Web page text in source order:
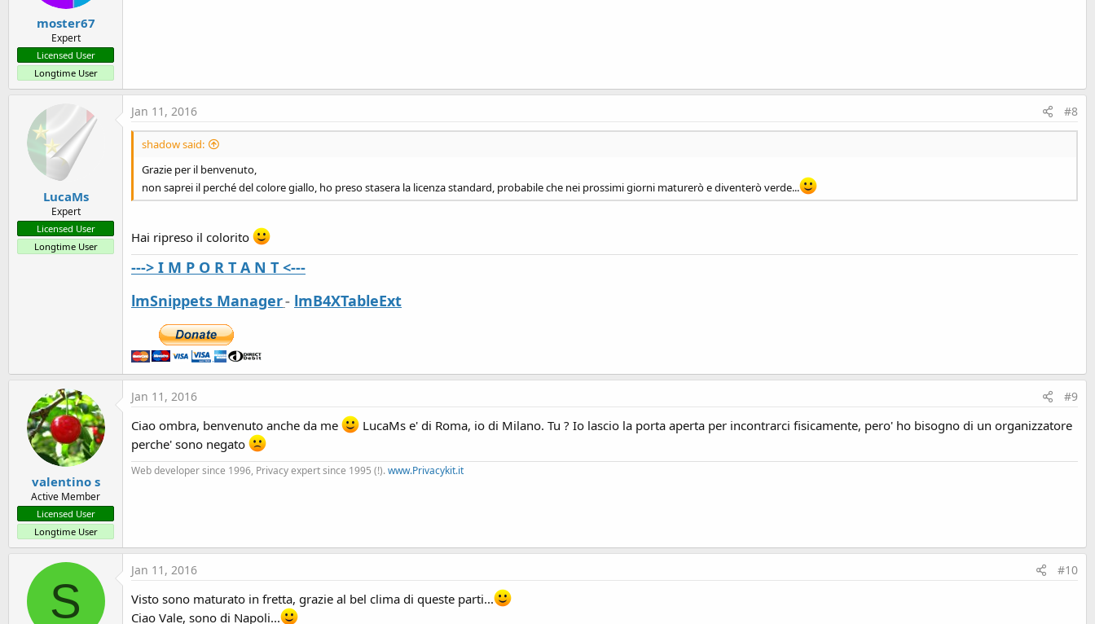
moster67
Expert
Licensed User
Longtime User
LucaMs
Expert
Licensed User
Longtime User
Jan 11, 2016 #8
shadow said:
Grazie per il benvenuto,
non saprei il perché del colore giallo, ho preso stasera la licenza standard, probabile che nei prossimi giorni maturerò e diventerò verde...
Hai ripreso il colorito
---> I M P O R T A N T <---
lmSnippets Manager- lmB4XTableExt
valentino s
Active Member
Licensed User
Longtime User
Jan 11, 2016 #9
Ciao ombra, benvenuto anche da me
LucaMs e' di Roma, io di Milano. Tu ? Io lascio la porta aperta per incontrarci fisicamente, pero' ho bisogno di un organizzatore
perche' sono negato
Web developer since 1996, Privacy expert since 1995 (!).www.Privacykit.it
S
Jan 11, 2016 #10
Visto sono maturato in fretta, grazie al bel clima di queste parti...
Ciao Vale, sono di Napoli...